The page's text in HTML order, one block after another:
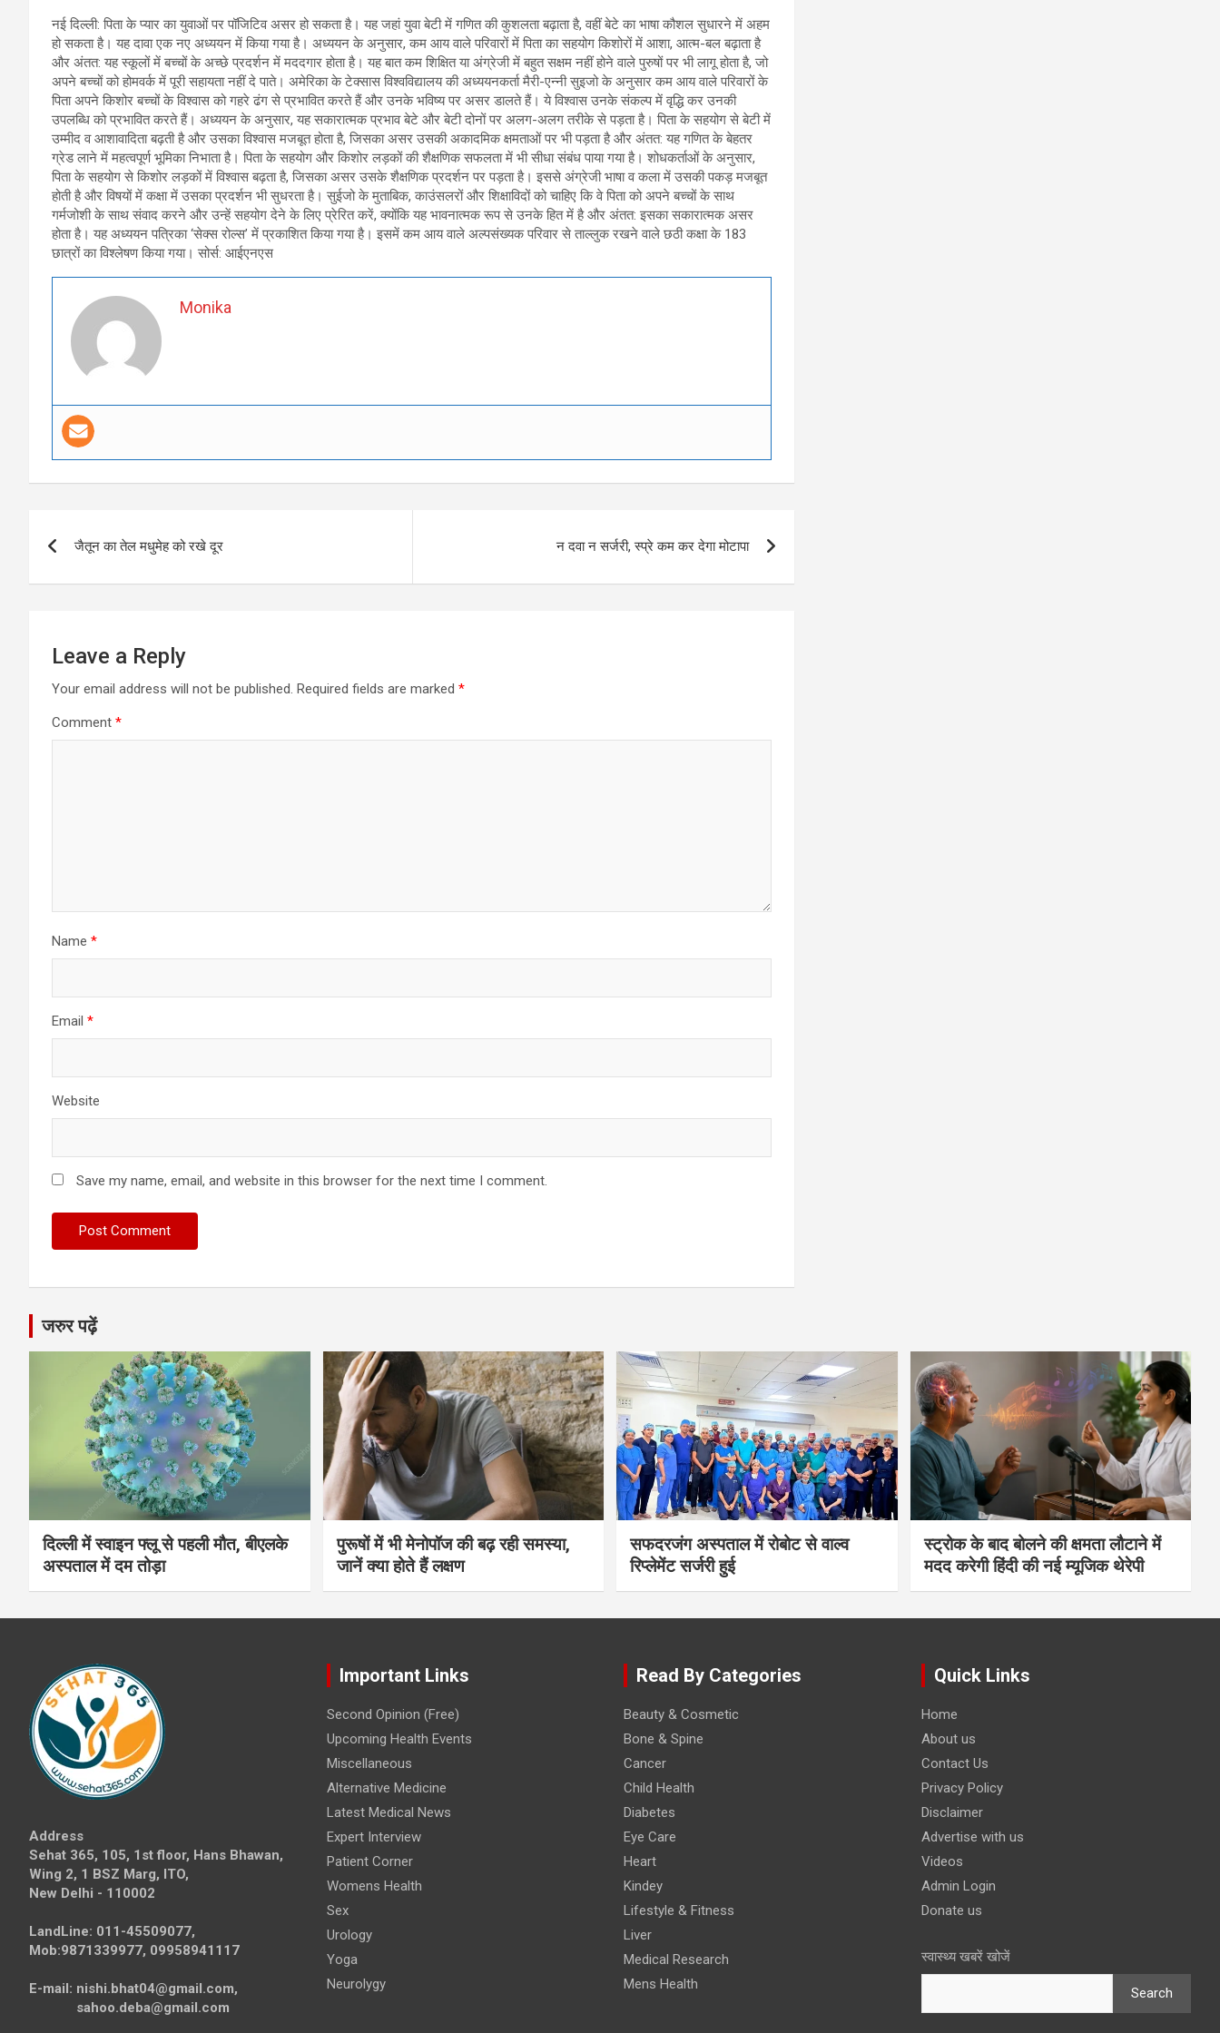
नई दिल्ली: पिता के प्यार का युवाओं पर पॉजिटिव असर हो सकता है। यह जहां युवा बेटी में गणित की कुशलता बढ़ाता है, वहीं बेटे का भाषा कौशल सुधारने में अहम
हो सकता है। यह दावा एक नए अध्ययन में किया गया है। अध्ययन के अनुसार, कम आय वाले परिवारों में पिता का सहयोग किशोरों में आशा, आत्म-बल बढ़ाता है
और अंतत: यह स्कूलों में बच्चों के अच्छे प्रदर्शन में मददगार होता है। यह बात कम शिक्षित या अंग्रेजी में बहुत सक्षम नहीं होने वाले पुरुषों पर भी लागू होता है, जो
अपने बच्चों को होमवर्क में पूरी सहायता नहीं दे पाते। अमेरिका के टेक्सास विश्वविद्यालय की अध्ययनकर्ता मैरी-एन्नी सुइजो के अनुसार कम आय वाले परिवारों के
पिता अपने किशोर बच्चों के विश्वास को गहरे ढंग से प्रभावित करते हैं और उनके भविष्य पर असर डालते हैं। ये विश्वास उनके संकल्प में वृद्धि कर उनकी
उपलब्धि को प्रभावित करते हैं। अध्ययन के अनुसार, यह सकारात्मक प्रभाव बेटे और बेटी दोनों पर अलग-अलग तरीके से पड़ता है। पिता के सहयोग से बेटी में
उम्मीद व आशावादिता बढ़ती है और उसका विश्वास मजबूत होता है, जिसका असर उसकी अकादमिक क्षमताओं पर भी पड़ता है और अंतत: यह गणित के बेहतर
ग्रेड लाने में महत्वपूर्ण भूमिका निभाता है। पिता के सहयोग और किशोर लड़कों की शैक्षणिक सफलता में भी सीधा संबंध पाया गया है। शोधकर्ताओं के अनुसार,
पिता के सहयोग से किशोर लड़कों में विश्वास बढ़ता है, जिसका असर उसके शैक्षणिक प्रदर्शन पर पड़ता है। इससे अंग्रेजी भाषा व कला में उसकी पकड़ मजबूत
होती है और विषयों में कक्षा में उसका प्रदर्शन भी सुधरता है। सुईजो के मुताबिक, काउंसलरों और शिक्षाविदों को चाहिए कि वे पिता को अपने बच्चों के साथ
गर्मजोशी के साथ संवाद करने और उन्हें सहयोग देने के लिए प्रेरित करें, क्योंकि यह भावनात्मक रूप से उनके हित में है और अंतत: इसका सकारात्मक असर
होता है। यह अध्ययन पत्रिका ‘सेक्स रोल्स’ में प्रकाशित किया गया है। इसमें कम आय वाले अल्पसंख्यक परिवार से ताल्लुक रखने वाले छठी कक्षा के 183
छात्रों का विश्लेषण किया गया। सोर्स: आईएनएस
Monika
navigation
जैतून का तेल मधुमेह को रखे दूर न दवा न सर्जरी, स्प्रे कम कर देगा मोटापा
Leave a Reply
Your email address will not be published. Required fields are marked *
Comment *
Name *
Email *
Website
Save my name, email, and website in this browser for the next time I comment.
जरुर पढ़ें
दिल्ली में स्वाइन फ्लू से पहली मौत, बीएलके
अस्पताल में दम तोड़ा
पुरूषों में भी मेनोपॉज की बढ़ रही समस्या,
जानें क्या होते हैं लक्षण
सफदरजंग अस्पताल में रोबोट से वाल्व
रिप्लेमेंट सर्जरी हुई
स्ट्रोक के बाद बोलने की क्षमता लौटाने में
मदद करेगी हिंदी की नई म्यूजिक थेरेपी
Address
Sehat 365, 105, 1st floor, Hans Bhawan,
Wing 2, 1 BSZ Marg, ITO,
New Delhi - 110002
LandLine: 011-45509077,
Mob:9871339977, 09958941117
E-mail: nishi.bhat04@gmail.com,
sahoo.deba@gmail.com
Important Links
Second Opinion (Free)
Upcoming Health Events
Miscellaneous
Alternative Medicine
Latest Medical News
Expert Interview
Patient Corner
Womens Health
Sex
Urology
Yoga
Neurolygy
Read By Categories
Beauty & Cosmetic
Bone & Spine
Cancer
Child Health
Diabetes
Eye Care
Heart
Kindey
Lifestyle & Fitness
Liver
Medical Research
Mens Health
Quick Links
Home
About us
Contact Us
Privacy Policy
Disclaimer
Advertise with us
Videos
Admin Login
Donate us
स्वास्थ्य खबरें खोजें
Search